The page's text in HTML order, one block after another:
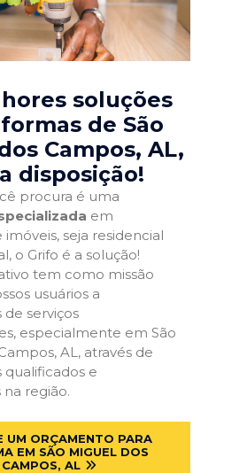
soluções
de São
Campos, AL,
disposição!
procura é uma
em
seja residencial
o Grifo é a solução!
tem como missão
usuários a
serviços
especialmente em São
AL, através de
qualificados e
na região.
UM ORÇAMENTO PARA
EM SÃO MIGUEL DOS
CAMPOS, AL